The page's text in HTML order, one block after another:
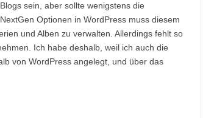
sein, aber sollte wenigstens die
Optionen in WordPress muss diesem
und Alben zu verwalten. Allerdings fehlt so
Ich habe deshalb, weil ich auch die
von WordPress angelegt, und über das